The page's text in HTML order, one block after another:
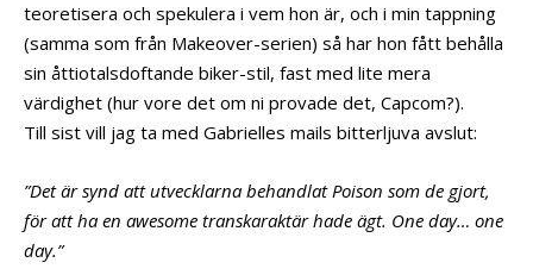
teoretisera och spekulera i vem hon är, och i min tappning
(samma som från Makeover-serien) så har hon fått behålla
sin åttiotalsdoftande biker-stil, fast med lite mera
värdighet (hur vore det om ni provade det, Capcom?).
Till sist vill jag ta med Gabrielles mails bitterljuva avslut:
”Det är synd att utvecklarna behandlat Poison som de gjort,
för att ha en awesome transkaraktär hade ägt. One day… one
day.”